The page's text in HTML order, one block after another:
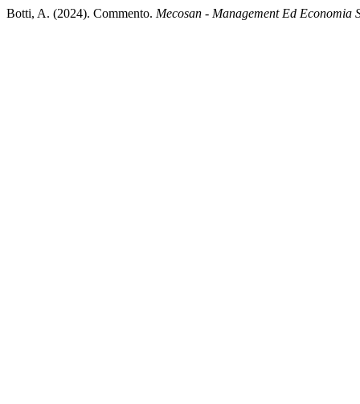
Botti, A. (2024). Commento. Mecosan - Management Ed Economia